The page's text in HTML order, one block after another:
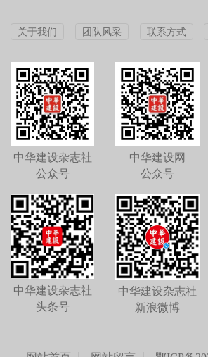
关于我们 团队风采 联系方式
中华建设杂志社
公众号
中华建设网
公众号
中华建设杂志社
头条号
中华建设杂志社
新浪微博